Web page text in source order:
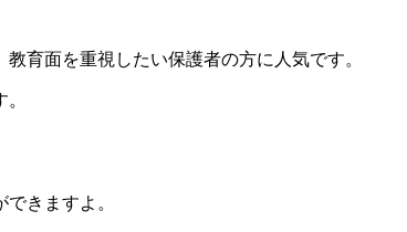
教育面を重視したい保護者の方に人気です。
きますよ。